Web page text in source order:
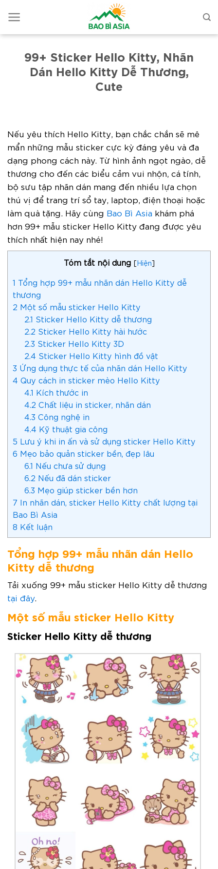
99+ Sticker Hello Kitty, Nhãn
Dán Hello Kitty Dễ Thương,
Cute
Nếu yêu thích Hello Kitty, bạn chắc chắn sẽ mê
mẩn những mẫu sticker cực kỳ đáng yêu và đa
dạng phong cách này. Từ hình ảnh ngọt ngào, dễ
thương cho đến các biểu cảm vui nhộn, cá tính,
bộ sưu tập nhãn dán mang đến nhiều lựa chọn
thú vị để trang trí sổ tay, laptop, điện thoại hoặc
làm quà tặng. Hãy cùng Bao Bì Asia khám phá
hơn 99+ mẫu sticker Hello Kitty đang được yêu
thích nhất hiện nay nhé!
Tóm tắt nội dung [Hiện]
1 Tổng hợp 99+ mẫu nhãn dán Hello Kitty dễ
thương
2 Một số mẫu sticker Hello Kitty
2.1 Sticker Hello Kitty dễ thương
2.2 Sticker Hello Kitty hài hước
2.3 Sticker Hello Kitty 3D
2.4 Sticker Hello Kitty hình đồ vật
3 Ứng dụng thực tế của nhãn dán Hello Kitty
4 Quy cách in sticker mèo Hello Kitty
4.1 Kích thước in
4.2 Chất liệu in sticker, nhãn dán
4.3 Công nghệ in
4.4 Kỹ thuật gia công
5 Lưu ý khi in ấn và sử dụng sticker Hello Kitty
6 Mẹo bảo quản sticker bền, đẹp lâu
6.1 Nếu chưa sử dụng
6.2 Nếu đã dán sticker
6.3 Mẹo giúp sticker bền hơn
7 In nhãn dán, sticker Hello Kitty chất lượng tại
Bao Bì Asia
8 Kết luận
Tổng hợp 99+ mẫu nhãn dán Hello
Kitty dễ thương
Tải xuống 99+ mẫu sticker Hello Kitty dễ thương
tại đây.
Một số mẫu sticker Hello Kitty
Sticker Hello Kitty dễ thương